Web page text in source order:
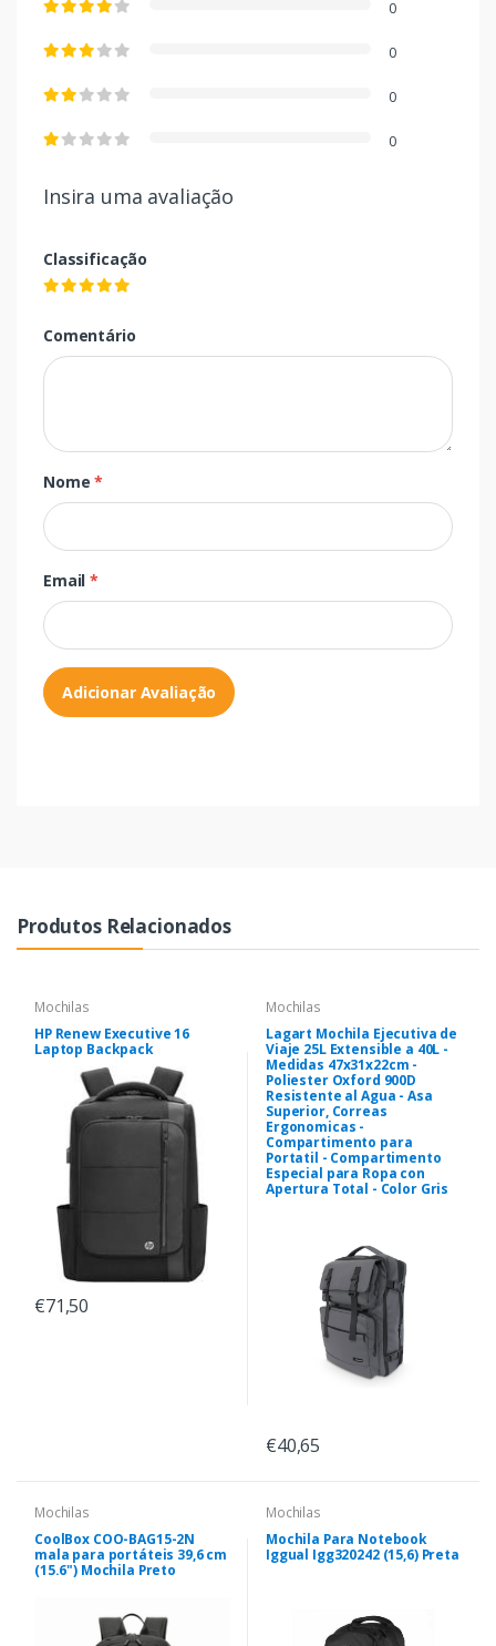
0
0
0
0
Insira uma avaliação
Classificação
Comentário
Nome*
Email*
Adicionar Avaliação
Produtos Relacionados
Mochilas
HP Renew Executive 16
Laptop Backpack
€71,50
Mochilas
Lagart Mochila Ejecutiva de
Viaje 25L Extensible a 40L -
Medidas 47x31x22cm -
Poliester Oxford 900D
Resistente al Agua - Asa
Superior, Correas
Ergonomicas -
Compartimento para
Portatil - Compartimento
Especial para Ropa con
Apertura Total - Color Gris
€40,65
Mochilas
CoolBox COO-BAG15-2N
mala para portáteis 39,6 cm
(15.6") Mochila Preto
Mochilas
Mochila Para Notebook
Iggual Igg320242 (15,6) Preta